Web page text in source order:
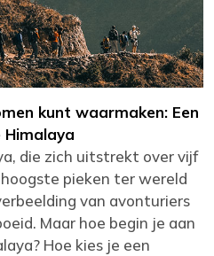
kunt waarmaken: Een
die zich uitstrekt over vijf
pieken ter wereld
van avonturiers
Maar hoe begin je aan
Hoe kies je een